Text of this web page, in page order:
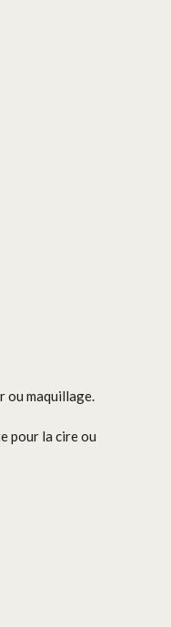
ou maquillage.
pour la cire ou